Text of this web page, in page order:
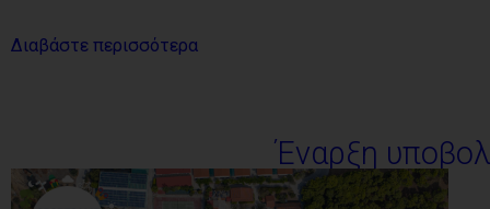
Διαβάστε περισσότερα
Έναρξη